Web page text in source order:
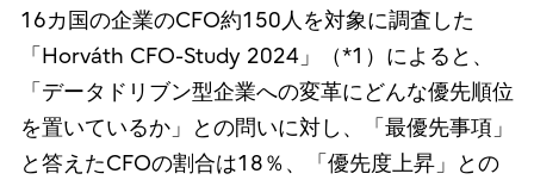
16カ国の企業のCFO約150人を対象に調査した
「Horváth CFO-Study 2024」（*1）によると、
「データドリブン型企業への変革にどんな優先順位
を置いているか」との問いに対し、「最優先事項」
と答えたCFOの割合は18％、「優先度上昇」との